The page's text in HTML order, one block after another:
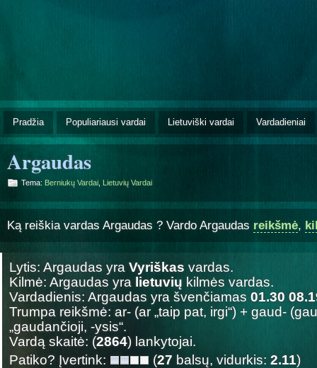
Pradžia Populiariausi vardai Lietuviški vardai Vardadieniai
Argaudas
Tema: Berniukų Vardai Lietuvių Vardai
Ką reiškia vardas Argaudas ? Vardo Argaudas reikšmė,
Lytis: Argaudas yra Vyriškas vardas.
Kilmė: Argaudas yra lietuvių kilmės vardas.
Vardadienis: Argaudas yra švenčiamas 01.30
Trumpa reikšmė: ar- (ar „taip pat, irgi“) + gaud-
„gaudančioji, -ysis“.
Vardą skaitė: (2864) lankytojai.
Patiko? Įvertink:
(27 balsų, vidurkis: 2.11)